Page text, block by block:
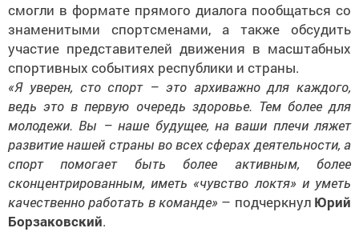
смогли в формате прямого диалога пообщаться со
знаменитыми спортсменами, а также обсудить
участие представителей движения в масштабных
спортивных событиях республики и страны.
«Я уверен, сто спорт – это архиважно для каждого,
ведь это в первую очередь здоровье. Тем более для
молодежи. Вы – наше будущее, на ваши плечи ляжет
развитие нашей страны во всех сферах деятельности, а
спорт помогает быть более активным, более
сконцентрированным, иметь «чувство локтя» и уметь
качественно работать в команде» – подчеркнул Юрий
Борзаковский.